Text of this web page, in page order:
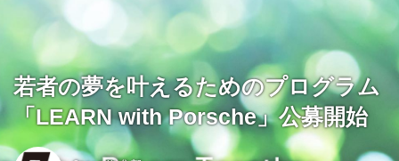
若者の夢を叶えるためのプログラム
「LEARN with Porsche」公募開始